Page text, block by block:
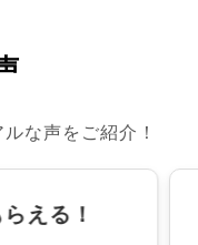
な声をご紹介！
える！